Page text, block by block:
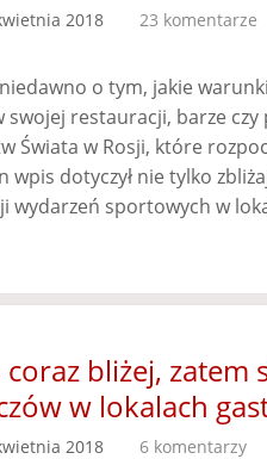
2018 23 komentarze
o tym, jakie
swojej restauracji, barze
Świata w Rosji, które
wpis dotyczył nie tylko
wydarzeń sportowych w
bliżej, zatem
w lokalach
2018 6 komentarzy